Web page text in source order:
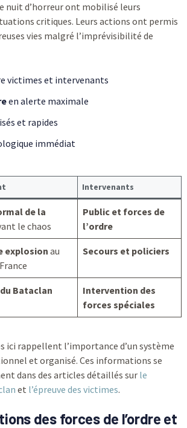
nuit d’horreur ont mobilisé leurs
critiques. Leurs actions ont permis
vies malgré l’imprévisibilité de
victimes et intervenants
en alerte maximale
et rapides
immédiat
Intervenants
de la
le chaos
Public et forces de
l’ordre
explosion au
Secours et policiers
Bataclan
Intervention des
forces spéciales
ici rappellent l’importance d’un système
et organisé. Ces informations se
dans des articles détaillés sur le
et l’épreuve des victimes.
des forces de l’ordre et